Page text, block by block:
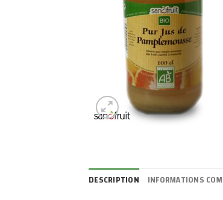
DESCRIPTION INFORMATIONS